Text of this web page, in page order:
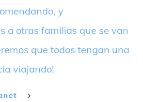
y
a otras familias que se van
que todos tengan una
viajando!